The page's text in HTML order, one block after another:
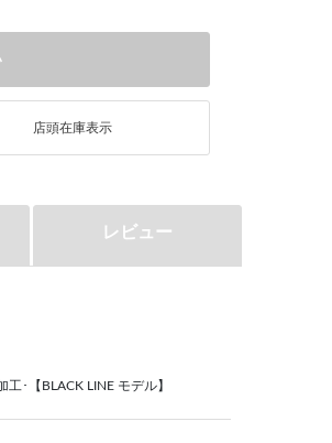
店頭在庫表示
レビュー
･【BLACK LINE モデル】